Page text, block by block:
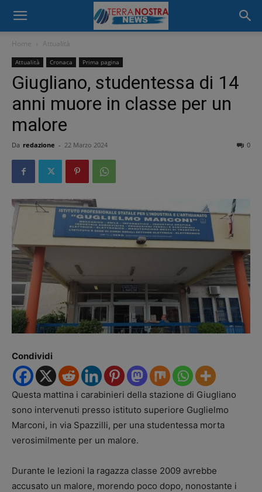
Home Attualità
Attualità Cronaca Prima pagina
Giugliano, studentessa di 14
anni muore in classe per un
malore
Da redazione - 22 Marzo 2024 0
Condividi
Questa mattina i carabinieri della stazione di Giugliano
sono intervenuti presso istituto superiore Guglielmo
Marconi, in via Spazzilli, per una studentessa morta
verosimilmente per un malore.
Durante le lezioni la ragazza classe 2009 avrebbe
accusato un malore, morendo poco dopo, nonostante i